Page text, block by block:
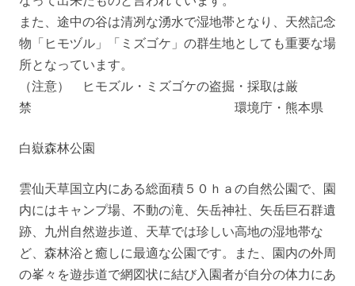
また、途中の谷は清冽な湧水で湿地帯となり、天然記念
物「ヒモヅル」「ミズゴケ」の群生地としても重要な場
所となっています。
（注意） ヒモズル・ミズゴケの盗掘・採取は厳
禁 環境庁・熊本県
白嶽森林公園
雲仙天草国立内にある総面積５０ｈａの自然公園で、園
内にはキャンプ場、不動の滝、矢岳神社、矢岳巨石群遺
跡、九州自然遊歩道、天草では珍しい高地の湿地帯な
ど、森林浴と癒しに最適な公園です。また、園内の外周
の峯々を遊歩道で網図状に結び入園者が自分の体力にあ